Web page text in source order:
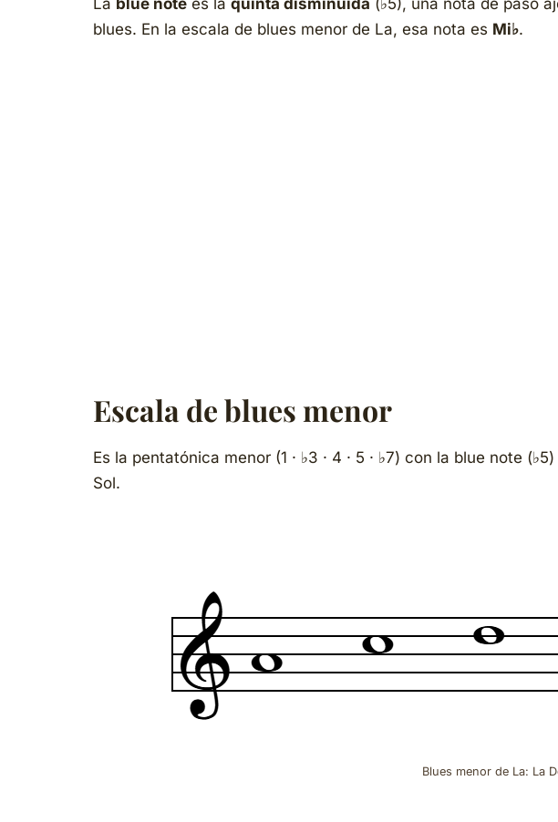
blues. En la escala de blues menor de La, esa nota es Mi♭.
Escala de blues menor
Es la pentatónica menor (1 · ♭3 · 4 · 5 · ♭7) con la blue note
Sol.
Blues menor de La: La